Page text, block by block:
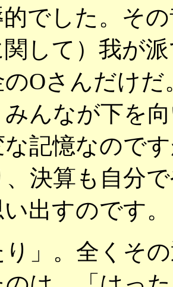
でした。そ
して）我が
Oさんだけ
んなが下を
な記憶なので
、決算も自分
出すのです。
り」。全くそ